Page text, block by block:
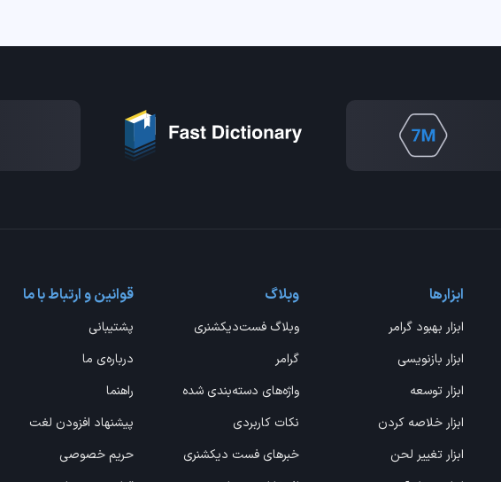
ابزارها
ابزار بهبود گرامر
ابزار بازنویسی
ابزار توسعه
ابزار خلاصه کردن
ابزار تغییر لحن
وبلاگ
وبلاگ فست‌دیکشنری
گرامر
واژه‌های دسته‌بندی شده
نکات کاربردی
خبرهای فست دیکشنری
قوانین و ارتباط با ما
پشتیبانی
درباره‌ی ما
راهنما
پیشنهاد افزودن لغت
حریم خصوصی